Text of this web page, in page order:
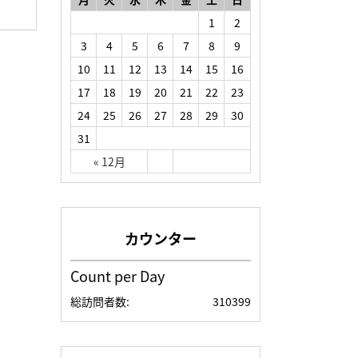
« 12月
1
2
3
4 5 6 7 8
9
10
11 12 13 14 15
16
17
18 19 20 21 22
23
24
25 26 27 28 29
30
31
Count per Day
310399
総訪問者数: